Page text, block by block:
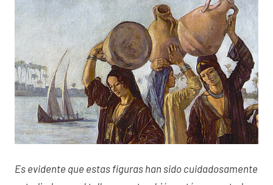
Es evidente que estas figuras han sido cuidadosamente